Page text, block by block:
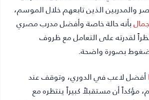
والمدربين الذين تابعهم خلال الموسم،
بأنه حالة خاصة وأفضل مدرب مصري
لقدرته على التعامل مع ظروف
بصورة واضحة.
لاعب في الدوري، وتوقف عند
مؤكداً أن مستقبلاً كبيراً ينتظره مع